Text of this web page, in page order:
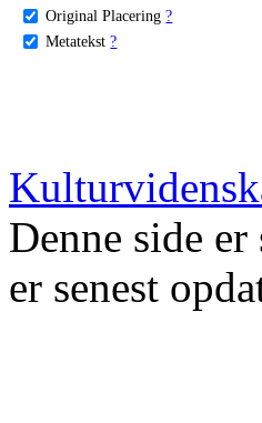
Original Placering ?
Metatekst ?
Denne side
er senest